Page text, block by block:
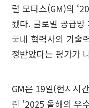
럴 모터스(GM)의
됐다. 글로벌 공급망
국내 협력사의 기술
정받았다는 평가가
GM은 19일(현지시
린 ‘2025 올해의 우